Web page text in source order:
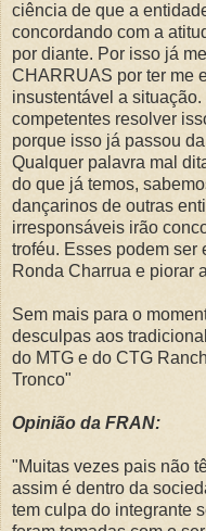
ciência de que a
concordando com a
por diante. Por isso já
CHARRUAS por ter me
insustentável a
competentes resolver
porque isso já passou
Qualquer palavra mal
do que já temos,
dançarinos de outras
irresponsáveis irão
troféu. Esses podem ser
Ronda Charrua e piorar
Sem mais para o
desculpas aos
do MTG e do CTG
Tronco"
Opinião da FRAN:
"Muitas vezes pais não
assim é dentro da
tem culpa do integrante